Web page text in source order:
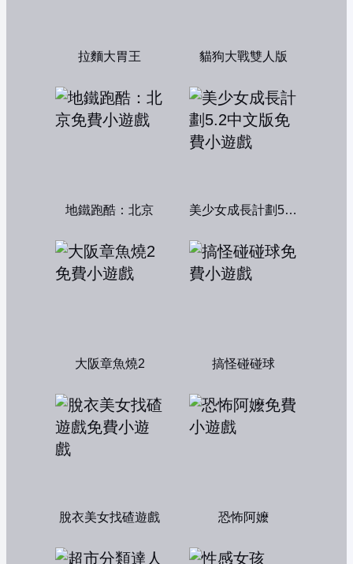
拉麵大胃王 貓狗大戰雙人版
地鐵跑酷：北京 美少女成長計劃5.2中文版
大阪章魚燒2 搞怪碰碰球
脫衣美女找碴遊戲 恐怖阿嬤